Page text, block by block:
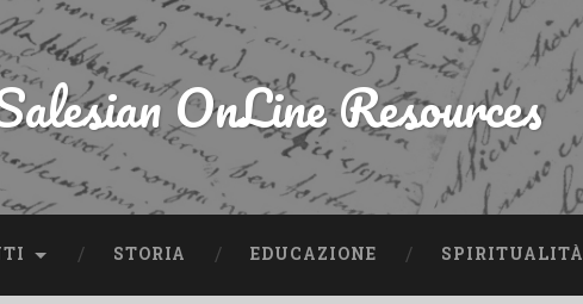
OnLine Resources
STORIA EDUCAZIONE SPIRITUALITÀ